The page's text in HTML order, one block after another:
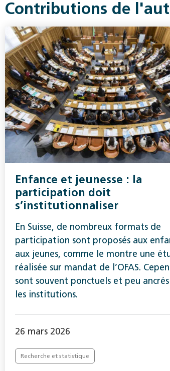
Contributions de
Enfance et jeunesse : la
participation doit
s’institutionnaliser
En Suisse, de nombreux formats de
participation sont proposés aux
aux jeunes, comme le montre une
réalisée sur mandat de l’OFAS.
sont souvent ponctuels et peu
les institutions.
26 mars 2026
Recherche et statistique